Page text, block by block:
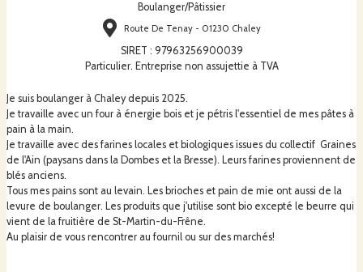
Boulanger/Pâtissier
Route De Tenay - 01230 Chaley
SIRET : 97963256900039
Particulier. Entreprise non assujettie à TVA
Je suis boulanger à Chaley depuis 2025.
Je travaille avec un four à énergie bois et je pétris l'essentiel de mes pâtes à
pain à la main.
Je travaille avec des farines locales et biologiques issues du collectif Graines
de l'Ain (paysans dans la Dombes et la Bresse). Leurs farines proviennent de
blés anciens.
Tous mes pains sont au levain. Les brioches et pain de mie ont aussi de la
levure de boulanger. Les produits que j'utilise sont bio excepté le beurre qui
vient de la fruitière de St-Martin-du-Frêne.
Au plaisir de vous rencontrer au fournil ou sur des marchés!